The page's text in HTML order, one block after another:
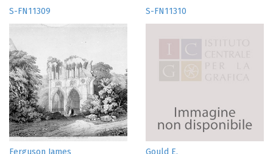
S-FN11309
Ferguson James
S-FN11310
Gould E.